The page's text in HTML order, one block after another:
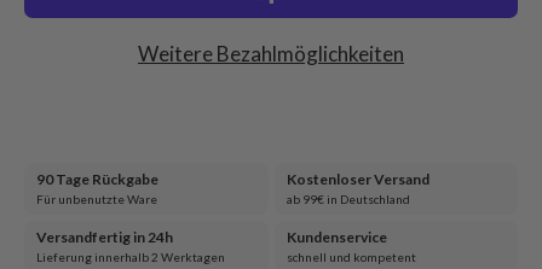
Weitere Bezahlmöglichkeiten
90 Tage Rückgabe
Für unbenutzte Ware
Kostenloser Versand
ab 99€ in Deutschland
Versandfertig in 24h
Lieferung innerhalb 2 Werktagen
Kundenservice
schnell und kompetent